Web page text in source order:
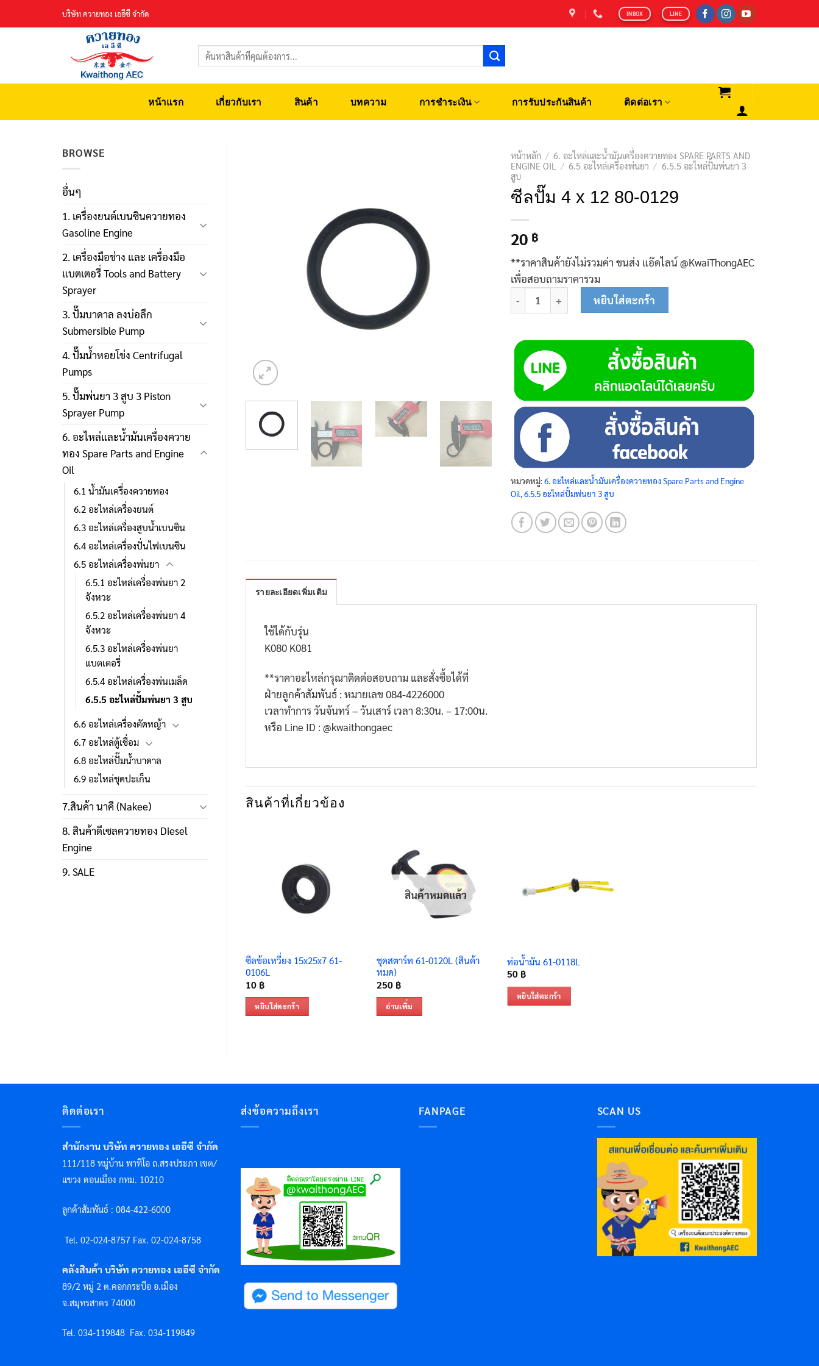
บริษัท ควายทอง เออีซี จำกัด INBOX LINE
ค้นหา:
หน้าแรก เกี่ยวกับเรา สินค้า บทความ การชำระเงิน การรับประกันสินค้า ติดต่อเรา
BROWSE
อื่นๆ
1. เครื่องยนต์เบนซินควายทอง
Gasoline Engine
2. เครื่องมือช่าง และ เครื่องมือ
แบตเตอรี่ Tools and Battery
Sprayer
3. ปั๊มบาดาล ลงบ่อลึก
Submersible Pump
4. ปั๊มน้ำหอยโข่ง Centrifugal
Pumps
5. ปั๊มพ่นยา 3 สูบ 3 Piston
Sprayer Pump
6. อะไหล่และน้ำมันเครื่องควาย
ทอง Spare Parts and Engine
Oil
6.1 น้ำมันเครื่องควายทอง
6.2 อะไหล่เครื่องยนต์
6.3 อะไหล่เครื่องสูบน้ำเบนซิน
6.4 อะไหล่เครื่องปั่นไฟเบนซิน
6.5 อะไหล่เครื่องพ่นยา
6.5.1 อะไหล่เครื่องพ่นยา 2
จังหวะ
6.5.2 อะไหล่เครื่องพ่นยา 4
จังหวะ
6.5.3 อะไหล่เครื่องพ่นยา
แบตเตอรี่
6.5.4 อะไหล่เครื่องพ่นเมล็ด
6.5.5 อะไหล่ปั้มพ่นยา 3 สูบ
6.6 อะไหล่เครื่องตัดหญ้า
6.7 อะไหล่ตู้เชื่อม
6.8 อะไหล่ปั๊มน้ำบาดาล
6.9 อะไหล่ชุดปะเก็น
7.สินค้า นาคี (Nakee)
8. สินค้าดีเซลควายทอง Diesel
Engine
9. SALE
หน้าหลัก / 6. อะไหล่และน้ำมันเครื่องควายทอง SPARE PARTS AND
ENGINE OIL
/ 6.5 อะไหล่เครื่องพ่นยา / 6.5.5 อะไหล่ปั้มพ่นยา 3
สูบ
ซีลปั๊ม 4 x 12 80-0129
20 ฿
**ราคาสินค้ายังไม่รวมค่า ขนส่ง แอ๊ดไลน์ @KwaiThongAEC
เพื่อสอบถามราคารวม
จำนวน ซีลปั๊ม 4 x 12 80-0129 ชิ้น
หยิบใส่ตะกร้า
หมวดหมู่:6. อะไหล่และน้ำมันเครื่องควายทอง Spare Parts and Engine
Oil,6.5.5 อะไหล่ปั้มพ่นยา 3 สูบ
รายละเอียดเพิ่มเติม
ใช้ได้กับรุ่น
K080 K081
**ราคาอะไหล่กรุณาติดต่อสอบถาม และสั่งซื้อได้ที่
ฝ่ายลูกค้าสัมพันธ์ : หมายเลข 084-4226000
เวลาทำการ วันจันทร์ – วันเสาร์ เวลา 8:30น. – 17:00น.
หรือ Line ID : @kwaithongaec
สินค้าที่เกี่ยวข้อง
ซีลข้อเหวี่ยง 15x25x7 61-
0106L
10 ฿
หยิบใส่ตะกร้า
สินค้าหมดแล้ว
ชุดสตาร์ท 61-0120L (สินค้า
หมด)
250 ฿
อ่านเพิ่ม
ท่อน้ำมัน 61-0118L
50 ฿
หยิบใส่ตะกร้า
ติดต่อเรา
สำนักงาน บริษัท ควายทอง เออีซี จำกัด
111/118 หมู่บ้าน พาทิโอ ถ.สรงประภา เขต/
แขวง ดอนเมือง กทม. 10210
ลูกค้าสัมพันธ์ : 084-422-6000
Tel. 02-024-8757 Fax. 02-024-8758
คลังสินค้า บริษัท ควายทอง เออีซี จำกัด
89/2 หมู่ 2 ต.คอกกระบือ อ.เมือง
จ.สมุทรสาคร 74000
Tel. 034-119848 Fax. 034-119849
ส่งข้อความถึงเรา FANPAGE SCAN US